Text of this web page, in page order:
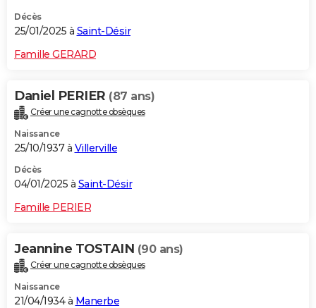
Décès
25/01/2025 à Saint-Désir
Famille GERARD
Daniel PERIER (87 ans)
Créer une cagnotte obsèques
Naissance
25/10/1937 à Villerville
Décès
04/01/2025 à Saint-Désir
Famille PERIER
Jeannine TOSTAIN (90 ans)
Créer une cagnotte obsèques
Naissance
21/04/1934 à Manerbe